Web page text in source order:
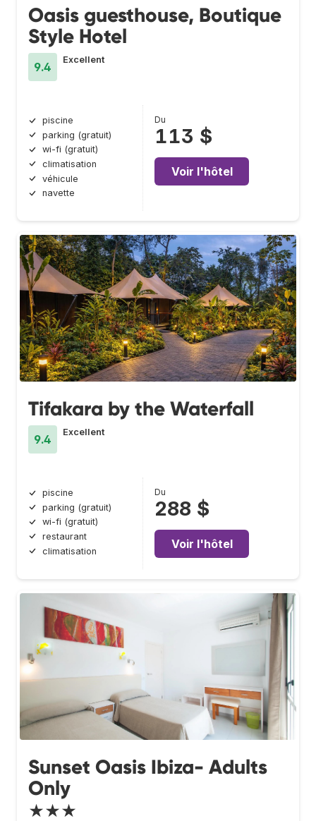
Oasis guesthouse, Boutique
Style Hotel
9.4
Excellent
piscine
parking (gratuit)
wi-fi (gratuit)
climatisation
véhicule
navette
Du
113 $
Voir l'hôtel
Tifakara by the Waterfall
9.4
Excellent
piscine
parking (gratuit)
wi-fi (gratuit)
restaurant
climatisation
Du
288 $
Voir l'hôtel
Sunset Oasis Ibiza- Adults
Only
★★★